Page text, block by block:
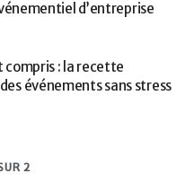
d’entreprise
compris : la recette
événements sans stress
2